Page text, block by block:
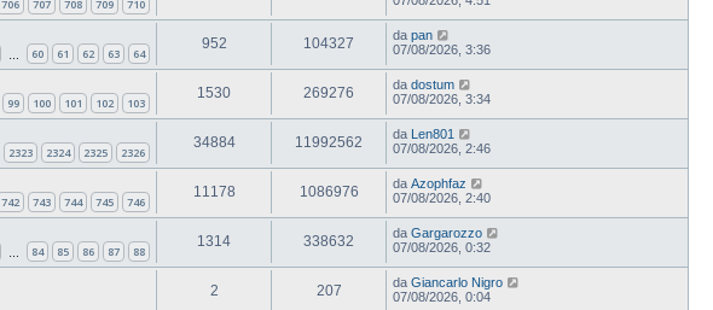
706 707 708 709 710
60 61 62 63 64
952 104327 da pan
07/08/2026, 3:36
99 100 101 102 103
1530 269276 da dostum
07/08/2026, 3:34
2323 2324 2325 2326
34884 11992562 da Len801
07/08/2026, 2:46
742 743 744 745 746
11178 1086976 da Azophfaz
07/08/2026, 2:40
84 85 86 87 88
1314 338632 da Gargarozzo
07/08/2026, 0:32
2 207 da Giancarlo Nigro
07/08/2026, 0:04